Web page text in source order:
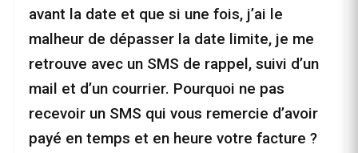
avant la date et que si une fois, j’ai le
malheur de dépasser la date limite, je me
retrouve avec un SMS de rappel, suivi d’un
mail et d’un courrier. Pourquoi ne pas
recevoir un SMS qui vous remercie d’avoir
payé en temps et en heure votre facture ?